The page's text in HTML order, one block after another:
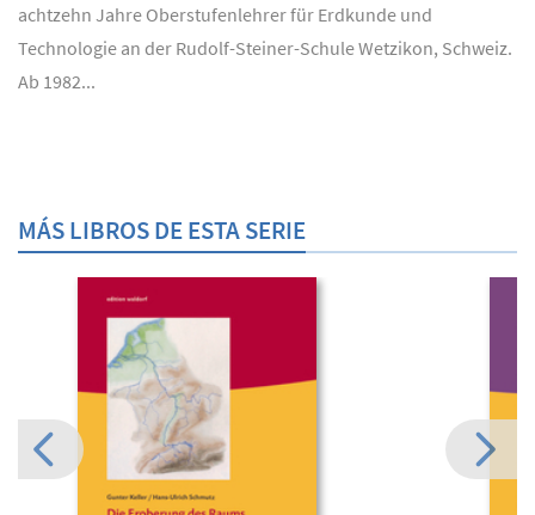
achtzehn Jahre Oberstufenlehrer für Erdkunde und
Technologie an der Rudolf-Steiner-Schule Wetzikon, Schweiz.
Ab 1982...
MÁS LIBROS DE ESTA SERIE